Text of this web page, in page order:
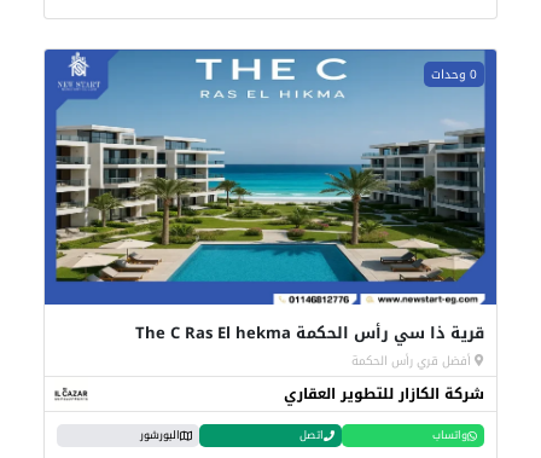
0 وحدات
قرية ذا سي رأس الحكمة The C Ras El hekma
أفضل قري رأس الحكمة
شركة الكازار للتطوير العقاري
واتساب اتصل البورشور